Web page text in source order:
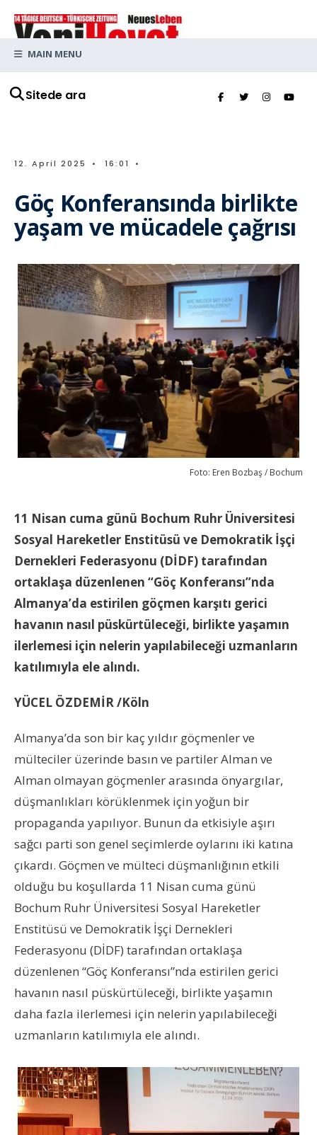
Sitede ara
MAIN MENU
12. April 2025 • 16:01 •
Göç Konferansında birlikte
yaşam ve mücadele çağrısı
Foto: Eren Bozbaş / Bochum
11 Nisan cuma günü Bochum Ruhr Üniversitesi
Sosyal Hareketler Enstitüsü ve Demokratik İşçi
Dernekleri Federasyonu (DİDF) tarafından
ortaklaşa düzenlenen “Göç Konferansı”nda
Almanya’da estirilen göçmen karşıtı gerici
havanın nasıl püskürtüleceği, birlikte yaşamın
ilerlemesi için nelerin yapılabileceği uzmanların
katılımıyla ele alındı.
YÜCEL ÖZDEMİR /Köln
Almanya’da son bir kaç yıldır göçmenler ve
mülteciler üzerinde basın ve partiler Alman ve
Alman olmayan göçmenler arasında önyargılar,
düşmanlıkları körüklenmek için yoğun bir
propaganda yapılıyor. Bunun da etkisiyle aşırı
sağcı parti son genel seçimlerde oylarını iki katına
çıkardı. Göçmen ve mülteci düşmanlığının etkili
olduğu bu koşullarda 11 Nisan cuma günü
Bochum Ruhr Üniversitesi Sosyal Hareketler
Enstitüsü ve Demokratik İşçi Dernekleri
Federasyonu (DİDF) tarafından ortaklaşa
düzenlenen “Göç Konferansı”nda estirilen gerici
havanın nasıl püskürtüleceği, birlikte yaşamın
daha fazla ilerlemesi için nelerin yapılabileceği
uzmanların katılımıyla ele alındı.